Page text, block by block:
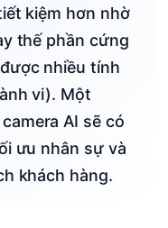
kiệm hơn nhờ
thế phần cứng
nhiều tính
vi). Một
AI sẽ có
ưu nhân sự và
khách hàng.